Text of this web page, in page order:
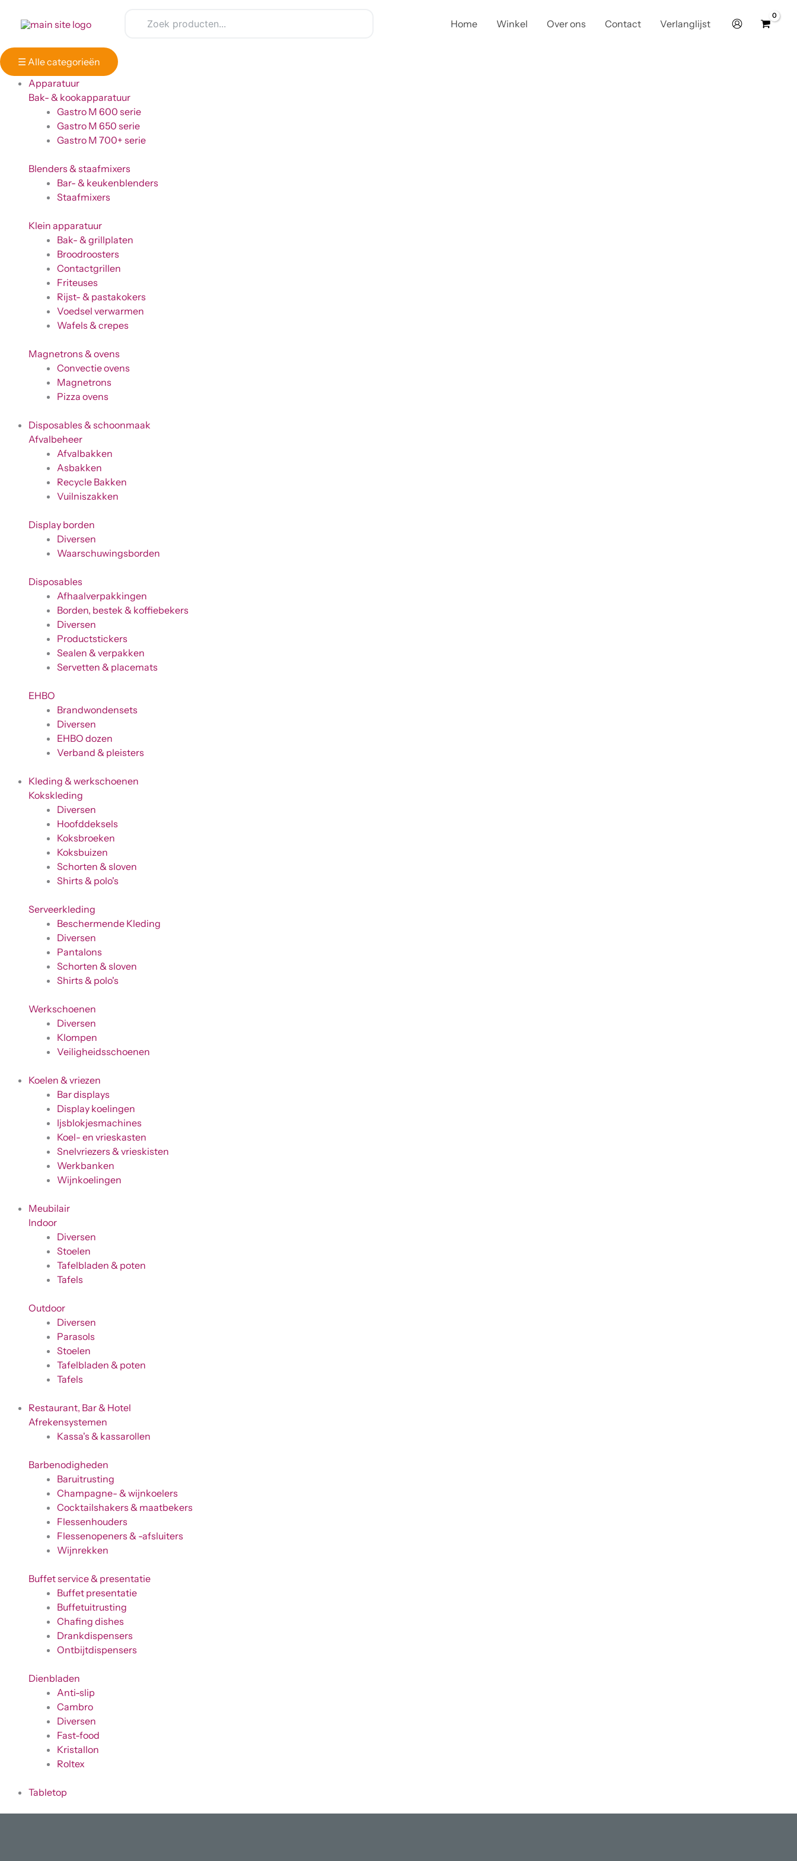
inhoud
Home Winkel Over ons Contact Verlanglijst
☰ Alle categorieën
Apparatuur
Bak- & kookapparatuur
Gastro M 600 serie
Gastro M 650 serie
Gastro M 700+ serie
Blenders & staafmixers
Bar- & keukenblenders
Staafmixers
Klein apparatuur
Bak- & grillplaten
Broodroosters
Contactgrillen
Friteuses
Rijst- & pastakokers
Voedsel verwarmen
Wafels & crepes
Magnetrons & ovens
Convectie ovens
Magnetrons
Pizza ovens
Disposables & schoonmaak
Afvalbeheer
Afvalbakken
Asbakken
Recycle Bakken
Vuilniszakken
Display borden
Diversen
Waarschuwingsborden
Disposables
Afhaalverpakkingen
Borden, bestek & koffiebekers
Diversen
Productstickers
Sealen & verpakken
Servetten & placemats
EHBO
Brandwondensets
Diversen
EHBO dozen
Verband & pleisters
Kleding & werkschoenen
Kokskleding
Diversen
Hoofddeksels
Koksbroeken
Koksbuizen
Schorten & sloven
Shirts & polo's
Serveerkleding
Beschermende Kleding
Diversen
Pantalons
Schorten & sloven
Shirts & polo's
Werkschoenen
Diversen
Klompen
Veiligheidsschoenen
Koelen & vriezen
Bar displays
Display koelingen
Ijsblokjesmachines
Koel- en vrieskasten
Snelvriezers & vrieskisten
Werkbanken
Wijnkoelingen
Meubilair
Indoor
Diversen
Stoelen
Tafelbladen & poten
Tafels
Outdoor
Diversen
Parasols
Stoelen
Tafelbladen & poten
Tafels
Restaurant, Bar & Hotel
Afrekensystemen
Kassa's & kassarollen
Barbenodigheden
Baruitrusting
Champagne- & wijnkoelers
Cocktailshakers & maatbekers
Flessenhouders
Flessenopeners & -afsluiters
Wijnrekken
Buffet service & presentatie
Buffet presentatie
Buffetuitrusting
Chafing dishes
Drankdispensers
Ontbijtdispensers
Dienbladen
Anti-slip
Cambro
Diversen
Fast-food
Kristallon
Roltex
Tabletop